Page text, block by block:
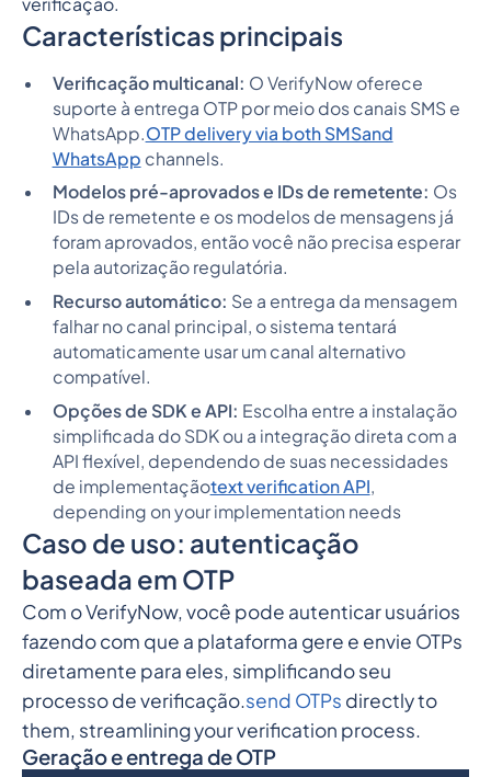
Características principais
Verificação multicanal: O VerifyNow oferece
suporte à entrega OTP por meio dos canais SMS e
WhatsApp.OTP delivery via both SMSand
WhatsApp channels.
Modelos pré-aprovados e IDs de remetente: Os
IDs de remetente e os modelos de mensagens já
foram aprovados, então você não precisa esperar
pela autorização regulatória.
Recurso automático: Se a entrega da mensagem
falhar no canal principal, o sistema tentará
automaticamente usar um canal alternativo
compatível.
Opções de SDK e API: Escolha entre a instalação
simplificada do SDK ou a integração direta com a
API flexível, dependendo de suas necessidades
de implementaçãotext verification API,
depending on your implementation needs
Caso de uso: autenticação
baseada em OTP
Com o VerifyNow, você pode autenticar usuários
fazendo com que a plataforma gere e envie OTPs
diretamente para eles, simplificando seu
processo de verificação.send OTPs directly to
them, streamlining your verification process.
Geração e entrega de OTP